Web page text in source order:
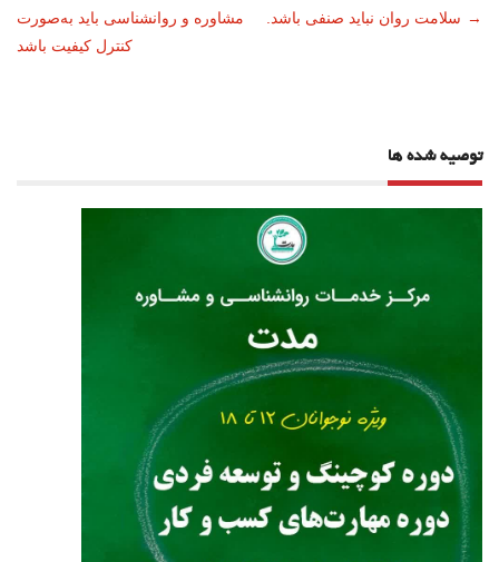
نوشته
مشاوره و روانشناسی باید به‌‌صورت
کنترل کیفیت باشد
سلامت روان نباید صنفی باشد. →
توصیه شده ها